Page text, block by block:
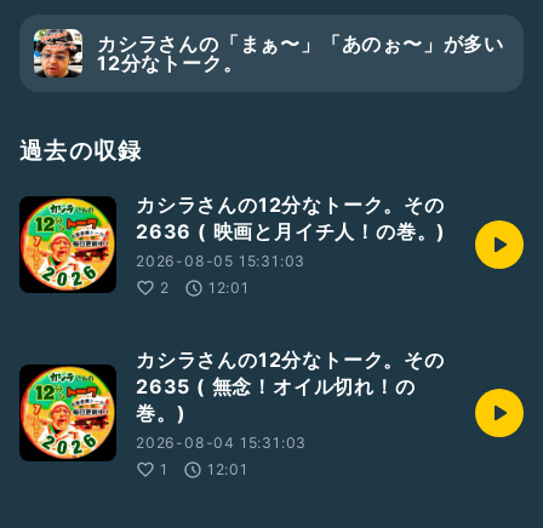
カシラさんの「まぁ〜」「あのぉ〜」が多い
12分なトーク。
過去の収録
カシラさんの12分なトーク。その
2636 ( 映画と月イチ人！の巻。)
2026-08-05 15:31:03
2
12:01
カシラさんの12分なトーク。その
2635 ( 無念！オイル切れ！の
巻。)
2026-08-04 15:31:03
1
12:01